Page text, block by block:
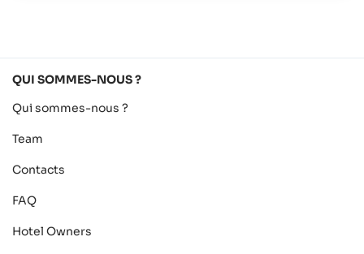
QUI SOMMES-NOUS ?
Qui sommes-nous ?
Team
Contacts
FAQ
Hotel Owners